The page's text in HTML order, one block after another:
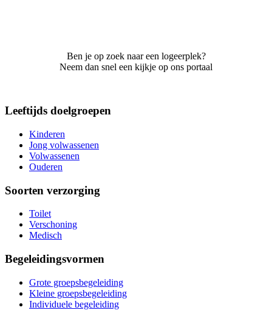
Ben je op zoek naar een logeerplek?
Neem dan snel een kijkje op ons portaal
Leeftijds doelgroepen
Kinderen
Jong volwassenen
Volwassenen
Ouderen
Soorten verzorging
Toilet
Verschoning
Medisch
Begeleidingsvormen
Grote groepsbegeleiding
Kleine groepsbegeleiding
Individuele begeleiding